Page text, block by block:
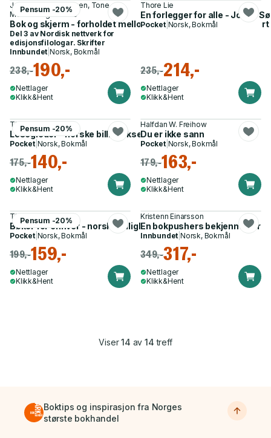
Pensum -20%
Jon Gunnar Jørgensen, Tone
Modalsli og 2 andre
Bok og skjerm - forholdet mellom bokbasert og digitalt
Del 3 av Nordisk nettverk for
edisjonsfilologar. Skrifter
Innbundet |Norsk, Bokmål
238,-190,-
Nettlager
Klikk&Hent
Thore Lie
En forlegger for alle - Johan
Pocket| Norsk, Bokmål
235,-214,-
Nettlager
Klikk&Hent
Pensum -20%
Thore Lie
Lesegleder - norske billigbokserier – en oversikt
Pocket| Norsk, Bokmål
175,-140,-
Nettlager
Klikk&Hent
Halfdan W. Freihow
Du er ikke sann
Pocket| Norsk, Bokmål
179,-163,-
Nettlager
Klikk&Hent
Pensum -20%
Thore Lie
Bøker for enhver - norske billigbokserier 1886-1961
Pocket| Norsk, Bokmål
199,-159,-
Nettlager
Klikk&Hent
Kristenn Einarsson
En bokpushers bekjennelser
Innbundet |Norsk, Bokmål
349,-317,-
Nettlager
Klikk&Hent
Viser14 av 14 treff
Boktips og inspirasjon fra Norges
største bokhandel